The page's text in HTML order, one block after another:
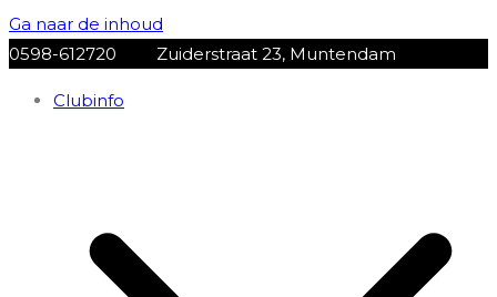
Ga naar de inhoud
0598-612720
Zuiderstraat 23, Muntendam
Clubinfo